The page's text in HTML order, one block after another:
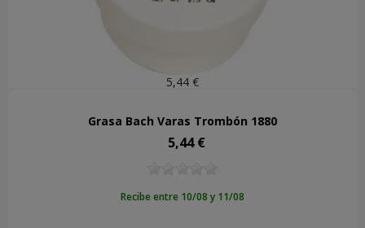
5,44 €
Grasa Bach Varas Trombón 1880
Precio
5,44 €
Recibe entre 10/08 y 11/08